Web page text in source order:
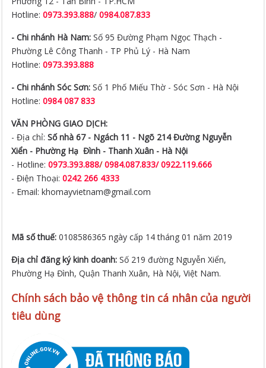
Hotline:0973.393.888/0984.087.833
- Chi nhánh Hà Nam: Số 95 Đường Phạm Ngọc Thạch -
Phường Lê Công Thanh - TP Phủ Lý - Hà Nam
Hotline:0973.393.888
- Chi nhánh Sóc Sơn: Số 1 Phố Miếu Thờ - Sóc Sơn - Hà Nội
Hotline:0984 087 833
VĂN PHÒNG GIAO DỊCH:
- Địa chỉ:Số nhà 67 - Ngách 11 - Ngõ 214 Đường Nguyễn
Xiển - Phường Hạ Đình - Thanh Xuân - Hà Nội
- Hotline:0973.393.888/ 0984.087.833/ 0922.119.666
- Điện Thoại:0242 266 4333
- Email: khomayvietnam@gmail.com
Mã số thuế:0108586365 ngày cấp 14 tháng 01 năm 2019
Địa chỉ đăng ký kinh doanh:Số 219 đường Nguyễn Xiển,
Phường Hạ Đình, Quận Thanh Xuân, Hà Nội, Việt Nam.
Chính sách bảo vệ thông tin cá nhân của người
tiêu dùng